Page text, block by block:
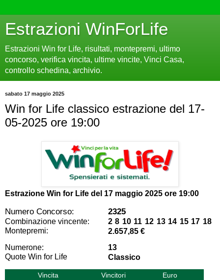
Estrazioni WinForLife
Estrazioni Win for Life, risultati, montepremi, ultimo
concorso, verifica vincita, ultime vincite, Vinci Casa,
controllo schedina, archivio.
sabato 17 maggio 2025
Win for Life classico estrazione del 17-
05-2025 ore 19:00
Estrazione Win for Life del 17 maggio 2025 ore 19:00
Numero Concorso: 2325
Combinazione vincente:
2 8 10 11 12 13 14 15 17 18
Montepremi:
2.657,85 €
Numerone:
13
Quote Win for Life
Classico
Vincita Vincitori
Euro